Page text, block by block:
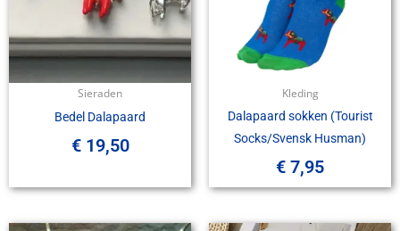
Sieraden
Bedel Dalapaard
€19,50
Kleding
Dalapaard sokken (Tourist
Socks/Svensk Husman)
€ 7,95